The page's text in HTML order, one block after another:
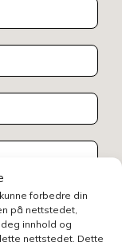
forbedre din
på nettstedet,
innhold og
nettstedet. Dette